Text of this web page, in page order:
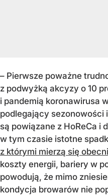
– Pierwsze poważne
z podwyżką akcyzy o 10
i pandemią koronawirusa
podlegający sezonowości
są powiązane z HoReCa i
w tym czasie istotne
z którymi mierzą się
koszty energii, bariery w
powodują, że mimo
kondycja browarów nie